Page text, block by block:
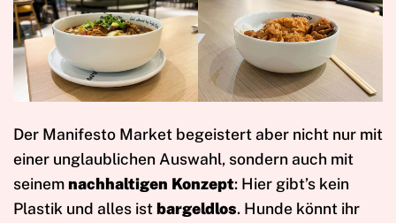
Der Manifesto Market begeistert aber nicht nur mit
einer unglaublichen Auswahl, sondern auch mit
seinemnachhaltigen Konzept: Hier gibt’s kein
Plastik und alles istbargeldlos. Hunde könnt ihr